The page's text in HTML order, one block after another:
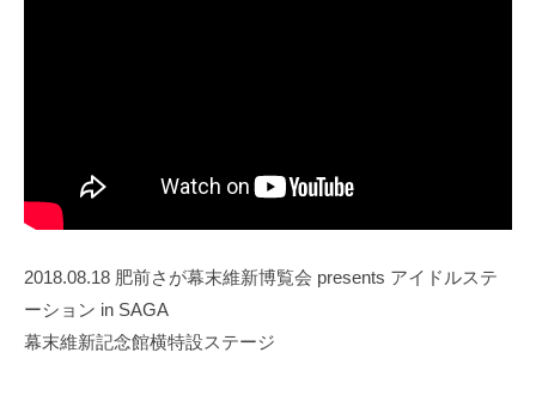
2018.08.18 肥前さが幕末維新博覧会 presents アイドルステ
ーション in SAGA
幕末維新記念館横特設ステージ